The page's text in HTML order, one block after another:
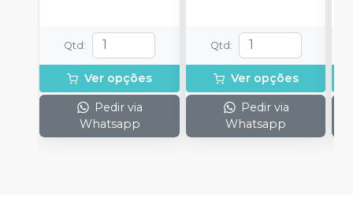
Qtd :
Ver opções
Pedir via
Whatsapp
Qtd :
Ver opções
Pedir via
Whatsapp